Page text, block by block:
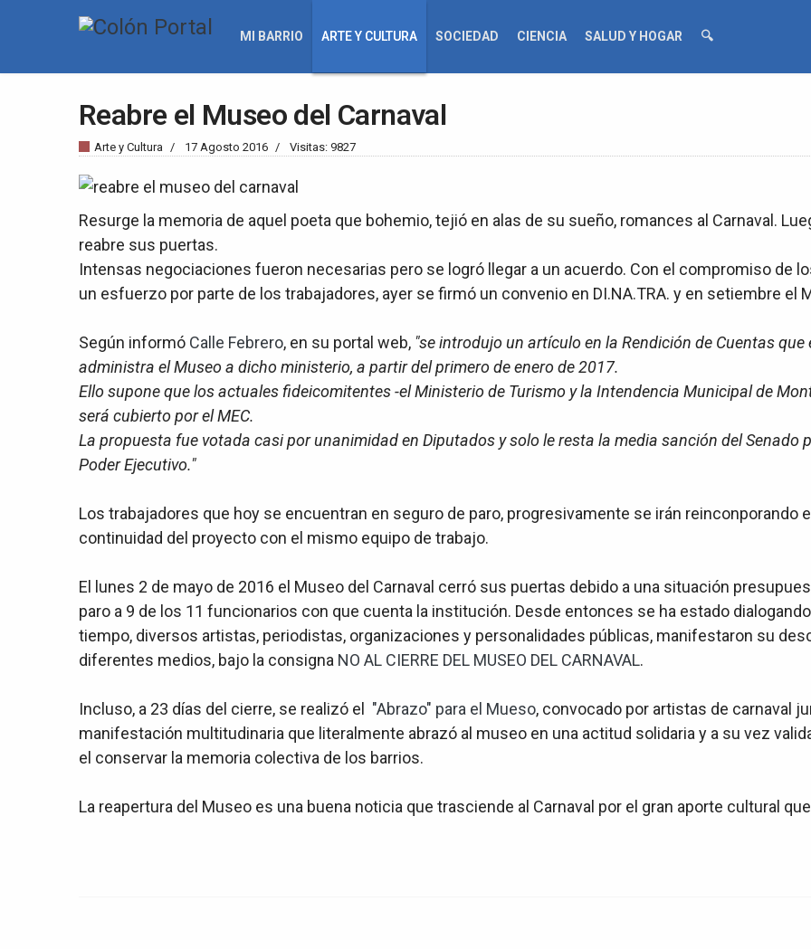
MI BARRIO ARTE Y CULTURA SOCIEDAD CIENCIA SALUD Y HOGAR 🔍
Reabre el Museo del Carnaval
Arte y Cultura 17 Agosto 2016 Visitas: 9827
Resurge la memoria de aquel poeta que bohemio, tejió en alas de su sueño, romances al Carnaval.
reabre sus puertas.
Intensas negociaciones fueron necesarias pero se logró llegar a un acuerdo. Con el compromiso de
un esfuerzo por parte de los trabajadores, ayer se firmó un convenio en DI.NA.TRA. y en setiembre el
Según informó Calle Febrero, en su portal web, "se introdujo un artículo en la Rendición de Cuentas
administra el Museo a dicho ministerio, a partir del primero de enero de 2017.
Ello supone que los actuales fideicomitentes -el Ministerio de Turismo y la Intendencia Municipal de
será cubierto por el MEC.
La propuesta fue votada casi por unanimidad en Diputados y solo le resta la media sanción del
Poder Ejecutivo."
Los trabajadores que hoy se encuentran en seguro de paro, progresivamente se irán reinconporando
continuidad del proyecto con el mismo equipo de trabajo.
El lunes 2 de mayo de 2016 el Museo del Carnaval cerró sus puertas debido a una situación
paro a 9 de los 11 funcionarios con que cuenta la institución. Desde entonces se ha estado
tiempo, diversos artistas, periodistas, organizaciones y personalidades públicas, manifestaron su
diferentes medios, bajo la consigna NO AL CIERRE DEL MUSEO DEL CARNAVAL.
Incluso, a 23 días del cierre, se realizó el "Abrazo" para el Mueso, convocado por artistas de carnaval
manifestación multitudinaria que literalmente abrazó al museo en una actitud solidaria y a su vez
el conservar la memoria colectiva de los barrios.
La reapertura del Museo es una buena noticia que trasciende al Carnaval por el gran aporte cultural